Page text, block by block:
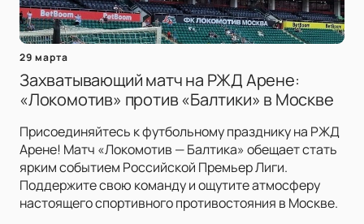
29 марта
Захватывающий матч на РЖД Арене:
«Локомотив» против «Балтики» в Москве
Присоединяйтесь к футбольному празднику на РЖД
Арене! Матч «Локомотив — Балтика» обещает стать
ярким событием Российской Премьер Лиги.
Поддержите свою команду и ощутите атмосферу
настоящего спортивного противостояния в Москве.